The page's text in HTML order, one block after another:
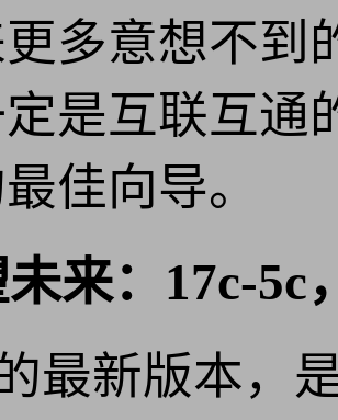
多意想不到
是互联互通
佳向导。
未来：17c-
最新版本，